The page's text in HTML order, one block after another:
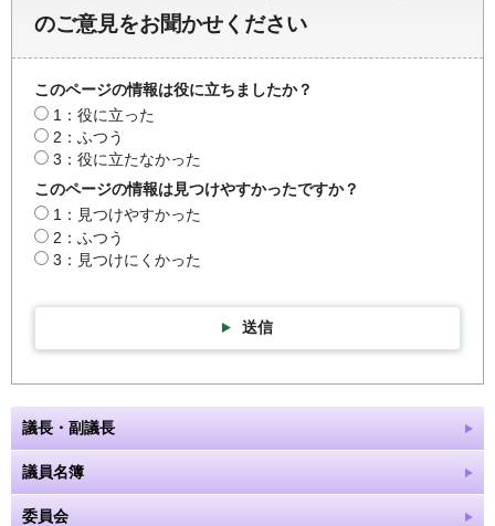
のご意見をお聞かせください
このページの情報は役に立ちましたか？
1：役に立った
2：ふつう
3：役に立たなかった
このページの情報は見つけやすかったですか？
1：見つけやすかった
2：ふつう
3：見つけにくかった
送信
議長・副議長
議員名簿
委員会